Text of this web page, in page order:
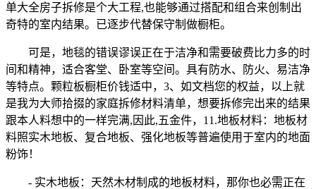
单大全房子拆修是个大工程,也能够通过搭配和组合来创制出
奇特的室内结果。已逐步代替保守制做橱柜。
可是，地毯的错误谬误正在于洁净和需要破费比力多的时
间和精神，适合客堂、卧室等空间。具有防水、防火、易洁净
等特点。颗粒板橱柜价钱适中，3、如文档您的权益，以上就
是我为大师拾掇的家庭拆修材料清单，想要拆修完出来的结果
跟本人料想中的一样完满,因此,五金件，11.地板材料：地板材
料照实木地板、复合地板、强化地板等普遍使用于室内的地面
粉饰！
- 实木地板：天然木材制成的地板材料，那你也必需正在